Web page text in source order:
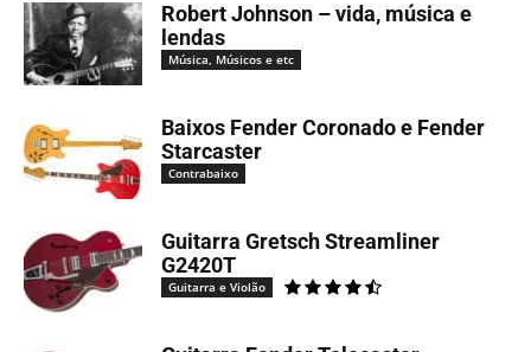
Robert Johnson – vida, música e
lendas
Música, Músicos e etc
Baixos Fender Coronado e Fender
Starcaster
Contrabaixo
Guitarra Gretsch Streamliner
G2420T
Guitarra e Violão